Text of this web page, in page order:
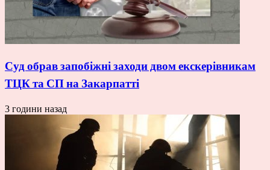
Суд обрав запобіжні заходи двом екскерівникам
ТЦК та СП на Закарпатті
3 години назад